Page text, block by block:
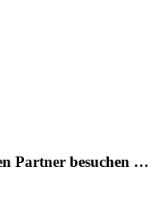
Partner besuchen …